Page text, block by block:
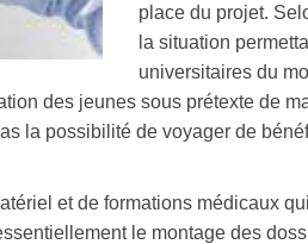
place du projet.
la situation
universitaires du
des jeunes sous prétexte de
la possibilité de voyager de
et de formations médicaux
le montage des